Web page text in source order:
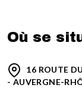
Où se
16 ROUTE
- AUVERGNE-